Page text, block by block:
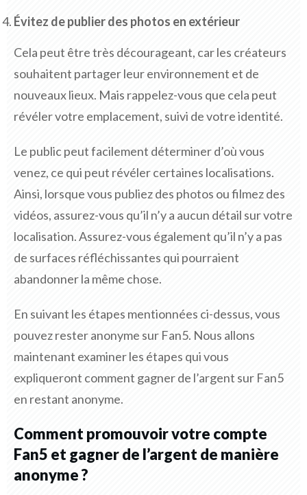
Évitez de publier des photos en extérieur
Cela peut être très décourageant, car les créateurs
souhaitent partager leur environnement et de
nouveaux lieux. Mais rappelez-vous que cela peut
révéler votre emplacement, suivi de votre identité.
Le public peut facilement déterminer d’où vous
venez, ce qui peut révéler certaines localisations.
Ainsi, lorsque vous publiez des photos ou filmez des
vidéos, assurez-vous qu’il n’y a aucun détail sur votre
localisation. Assurez-vous également qu’il n’y a pas
de surfaces réfléchissantes qui pourraient
abandonner la même chose.
En suivant les étapes mentionnées ci-dessus, vous
pouvez rester anonyme sur Fan5. Nous allons
maintenant examiner les étapes qui vous
expliqueront comment gagner de l’argent sur Fan5
en restant anonyme.
Comment promouvoir votre compte
Fan5 et gagner de l’argent de manière
anonyme ?